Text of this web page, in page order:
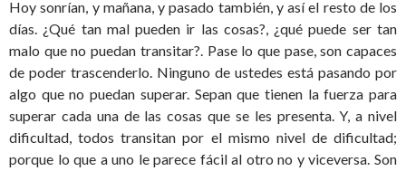
Hoy sonrían, y mañana, y pasado también, y así el resto de los
días. ¿Qué tan mal pueden ir las cosas?, ¿qué puede ser tan
malo que no puedan transitar?. Pase lo que pase, son capaces
de poder trascenderlo. Ninguno de ustedes está pasando por
algo que no puedan superar. Sepan que tienen la fuerza para
superar cada una de las cosas que se les presenta. Y, a nivel
dificultad, todos transitan por el mismo nivel de dificultad;
porque lo que a uno le parece fácil al otro no y viceversa. Son